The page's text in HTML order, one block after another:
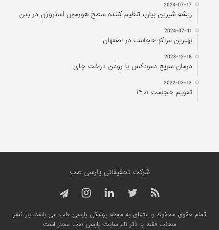
2024-07-17
ریشه شیرین بیان، تنظیم کننده سطح هورمون استروژن در بدن
2024-07-11
بهترین مراکز حجامت در اصفهان
2023-12-18
درمان سریع دمودکس با روغن درخت چای
2022-03-13
تقویم حجامت ۱۴۰۱
شرکت تحقیقاتی پارسی طب
تمام حقوق محفوظ و متعلق به مجله پزشکی پارسی طب می باشد، باز نشر
مطالب فقط با ذکر نام سایت پارسی طب مجاز است